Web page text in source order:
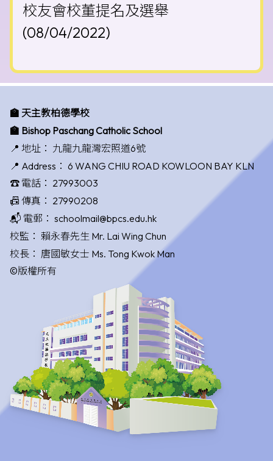
校友會校董提名及選舉
(08/04/2022)
🏫 天主教柏德學校
🏫 Bishop Paschang Catholic School
📍 地址： 九龍九龍灣宏照道6號
📍 Address： 6 WANG CHIU ROAD KOWLOON BAY KLN
☎️ 電話： 27993003
📠 傳真： 27990208
📬 電郵： schoolmail@bpcs.edu.hk
校監： 賴永春先生 Mr. Lai Wing Chun
校長： 唐國敏女士 Ms. Tong Kwok Man
©版權所有